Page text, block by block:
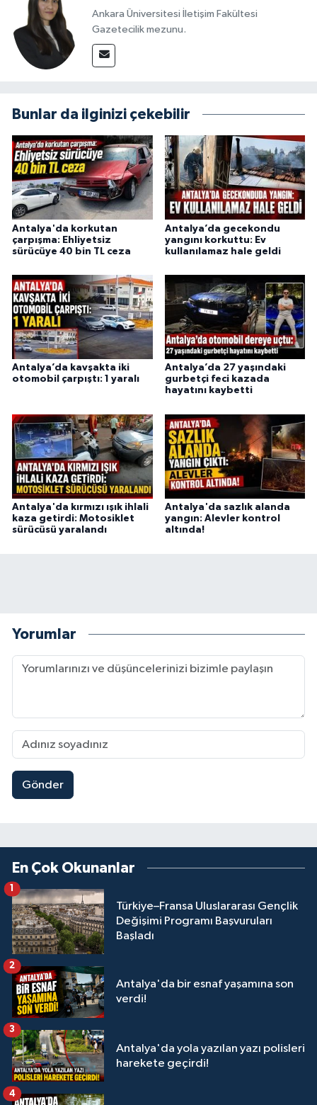
Ankara Üniversitesi İletişim Fakültesi
Gazetecilik mezunu.
Bunlar da ilginizi çekebilir
Antalya'da korkutan
çarpışma: Ehliyetsiz
sürücüye 40 bin TL ceza
Antalya’da gecekondu
yangını korkuttu: Ev
kullanılamaz hale geldi
Antalya’da kavşakta iki
otomobil çarpıştı: 1 yaralı
Antalya’da 27 yaşındaki
gurbetçi feci kazada
hayatını kaybetti
Antalya'da kırmızı ışık ihlali
kaza getirdi: Motosiklet
sürücüsü yaralandı
Antalya'da sazlık alanda
yangın: Alevler kontrol
altında!
Yorumlar
Gönder
En Çok Okunanlar
Türkiye–Fransa Uluslararası Gençlik
Değişimi Programı Başvuruları
Başladı
1
Antalya'da bir esnaf yaşamına son
verdi!
2
Antalya'da yola yazılan yazı polisleri
harekete geçirdi!
3
4